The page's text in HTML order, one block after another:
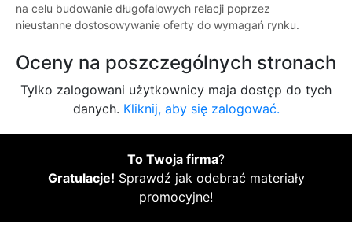
na celu budowanie długofalowych relacji poprzez
nieustanne dostosowywanie oferty do wymagań rynku.
Oceny na poszczególnych stronach
Tylko zalogowani użytkownicy maja dostęp do tych
danych. Kliknij, aby się zalogować.
To Twoja firma?
Gratulacje! Sprawdź jak odebrać materiały
promocyjne!